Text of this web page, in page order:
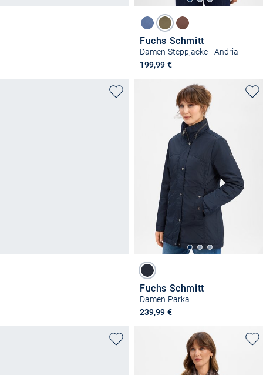
Fuchs Schmitt
Damen Steppjacke - Andria
199,99 €
Fuchs Schmitt
Damen Parka
239,99 €